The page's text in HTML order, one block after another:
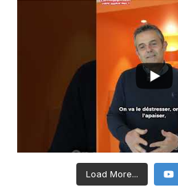
Load More...